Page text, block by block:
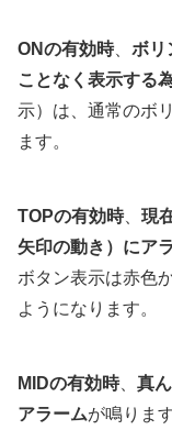
ONの有効時、 ボリ
ことなく表示する
示）は、通常のボ
ます。
TOPの有効時、 現
矢印の動き）にア
ボタン表示は赤色
ようになります。
MIDの有効時、 真
アラームが鳴りま